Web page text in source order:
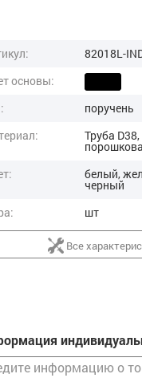
82018L-
основы:
поручень
Труба
белый,
черный
шт
Все